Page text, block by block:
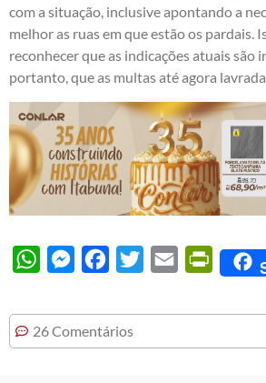
com a situação, inclusive apontando a
melhor as ruas em que estão os pardais.
reconhecer que as indicações atuais são
portanto, que as multas até agora
WhatsAppMessengerFacebook
Twitter Email
26 Comentários